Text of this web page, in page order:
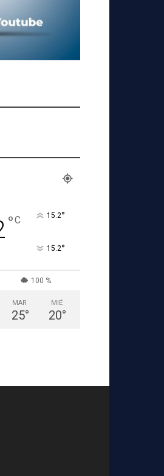
°C 15.2°
15.2°
100 %
MAR
25°
MIÉ
20°